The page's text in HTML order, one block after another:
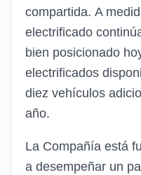
compartida. A
electrificado
bien posicionado
electrificados
diez vehículos
año.
La Compañía está
a desempeñar un